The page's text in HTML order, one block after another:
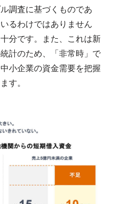
調査に基づくものであ
るわけではありません
分です。また、これは新
計のため、「非常時」で
小企業の資金需要を把握
す。